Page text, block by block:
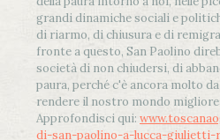
grandi dinamiche sociali e
di riarmo, di chiusura e di
fronte a questo, San Paolino
società di non chiudersi, di
paura, perché c'è ancora molto
rendere il nostro mondo
Approfondisci qui:
di-san-paolino-a-lucca-